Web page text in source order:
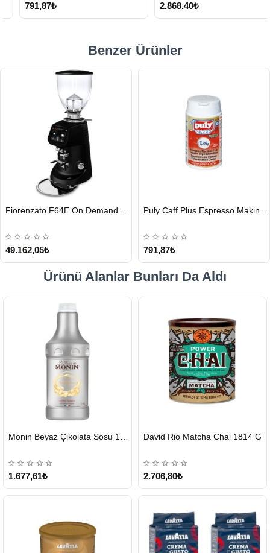
791,87₺ 2.868,40₺
Benzer Ürünler
GÖNDERİ
49.162,05₺
GÖNDERİ
791,87₺
Ürünü Alanlar Bunları Da Aldı
GÖNDERİ
1.677,61₺
GÖNDERİ
David Rio Matcha Chai 1814 G
2.706,80₺